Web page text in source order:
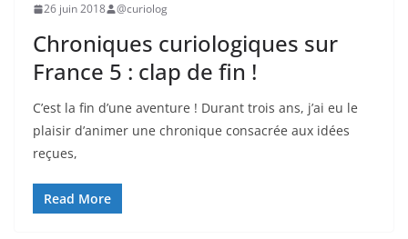
26 juin 2018 @curiolog
Chroniques curiologiques sur
France 5 : clap de fin !
C’est la fin d’une aventure ! Durant trois ans, j’ai eu le
plaisir d’animer une chronique consacrée aux idées
reçues,
Read More